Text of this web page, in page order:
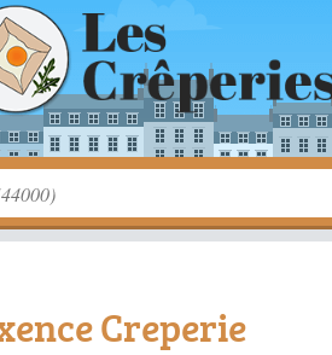
Creperie